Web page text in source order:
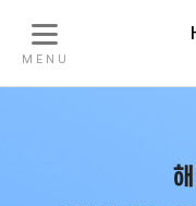
M E N U